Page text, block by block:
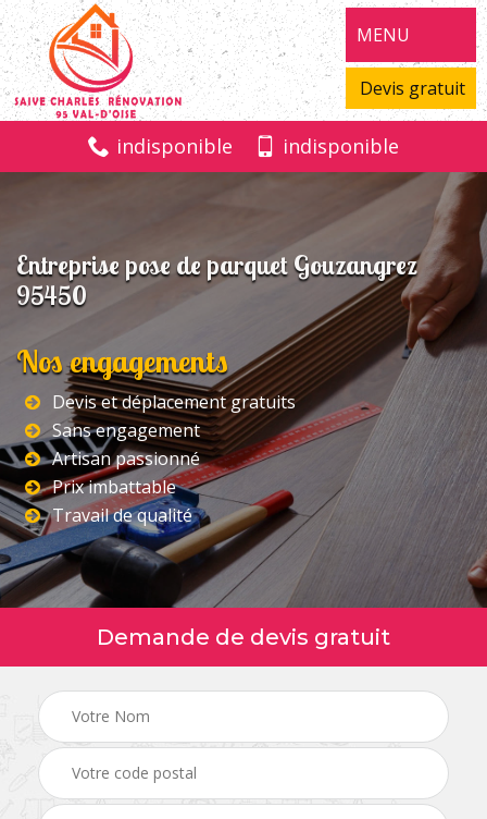
MENU
Devis gratuit
indisponible indisponible
Entreprise pose de parquet Gouzangrez
95450
Nos engagements
Devis et déplacement gratuits
Sans engagement
Artisan passionné
Prix imbattable
Travail de qualité
Demande de devis gratuit